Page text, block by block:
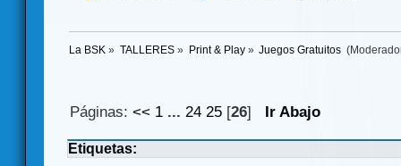
La BSK » TALLERES» Print & Play» Juegos Gratuitos
Páginas:<< 1 ...24 25 [26] Ir Abajo
Etiquetas: